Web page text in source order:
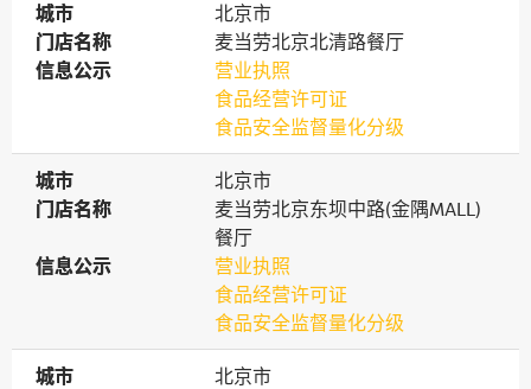
城市
城市
北京市
门店名称
门店名称
麦当劳北京北清路餐厅
信息公示
信息公示
营业执照
食品经营许可证
食品安全监督量化分级
城市
城市
北京市
门店名称
门店名称
麦当劳北京东坝中路(金隅MALL)
餐厅
信息公示
信息公示
营业执照
食品经营许可证
食品安全监督量化分级
城市
城市
北京市